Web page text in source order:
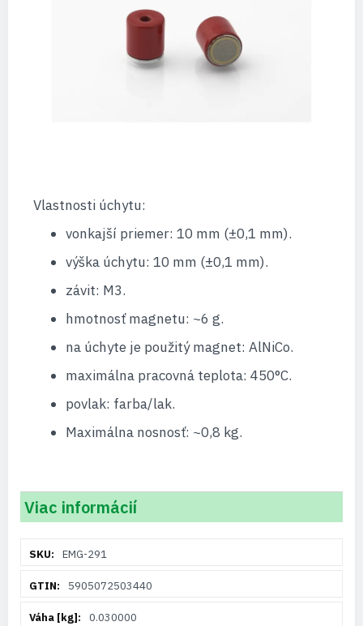
Vlastnosti úchytu:
vonkajší priemer: 10 mm (±0,1 mm).
výška úchytu: 10 mm (±0,1 mm).
závit: M3.
hmotnosť magnetu: ~6 g.
na úchyte je použitý magnet: AlNiCo.
maximálna pracovná teplota: 450°C.
povlak: farba/lak.
Maximálna nosnosť: ~0,8 kg.
Viac informácií
informáciíEMG-291
5905072503440
0.030000